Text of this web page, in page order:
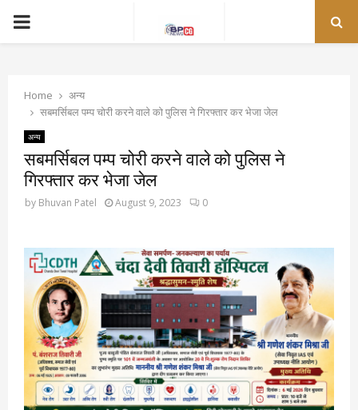
PRIMARY
Home
अन्य
सबमर्सिबल पम्प चोरी करने वाले को पुलिस ने गिरफ्तार कर भेजा जेल
अन्य
सबमर्सिबल पम्प चोरी करने वाले को पुलिस ने
गिरफ्तार कर भेजा जेल
by Bhuvan Patel August 9, 2023 0